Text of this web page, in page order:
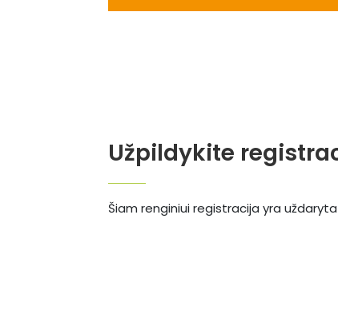
Užpildykite
Šiam renginiui registracija yra uždaryta